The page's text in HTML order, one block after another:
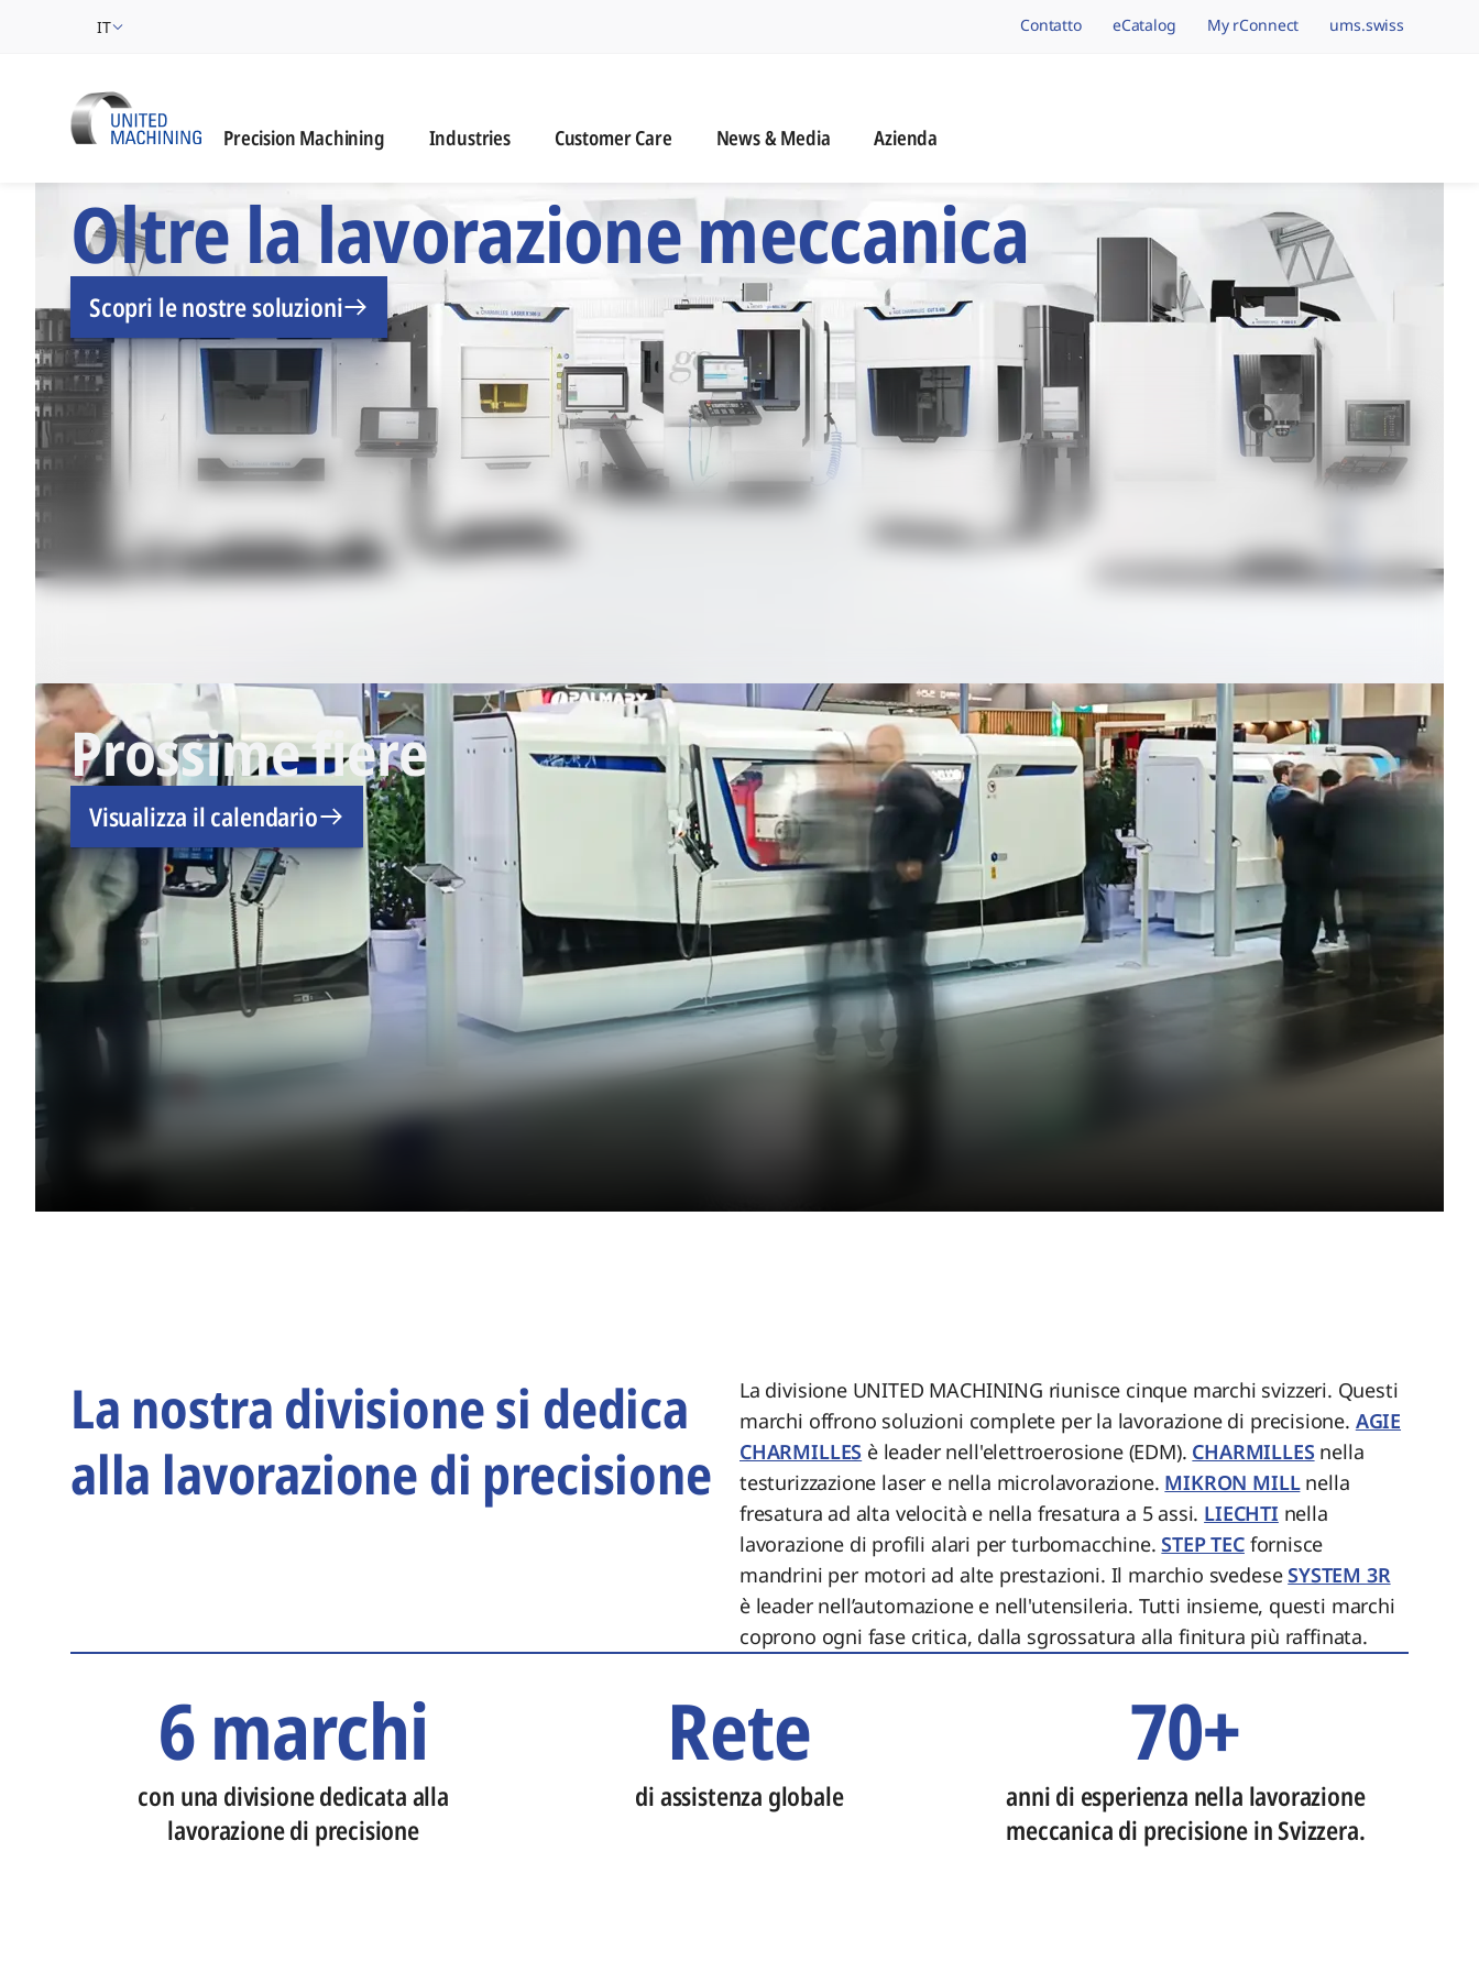
IT navigation.brand
Contatto eCatalog My rConnect ums.swiss
Precision Machining Industries Customer Care News & Media Azienda
UNITED MACHINING - Sei Marchi di Lavorazione di
Oltre la lavorazione meccanica
Scopri le nostre soluzioni
Prossime fiere
Visualizza il calendario
La nostra divisione si dedica
alla lavorazione di precisione
La divisione UNITED MACHINING riunisce cinque marchi svizzeri. Questi
marchi offrono soluzioni complete per la lavorazione di precisione. AGIE
CHARMILLES è leader nell'elettroerosione (EDM). CHARMILLES nella
testurizzazione laser e nella microlavorazione. MIKRON MILLnella
fresatura ad alta velocità e nella fresatura a 5 assi. LIECHTI nella
lavorazione di profili alari per turbomacchine.STEP TECfornisce
mandrini per motori ad alte prestazioni. Il marchio svedeseSYSTEM 3R
è leader nell’automazione e nell'utensileria. Tutti insieme, questi marchi
coprono ogni fase critica, dalla sgrossatura alla finitura più raffinata.
6 marchi
con una divisione dedicata alla
lavorazione di precisione
Rete
di assistenza globale
70+
anni di esperienza nella lavorazione
meccanica di precisione in Svizzera.